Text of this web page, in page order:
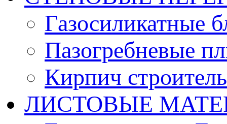
Газосиликатные
Пазогребневые
Кирпич
ЛИСТОВЫЕ